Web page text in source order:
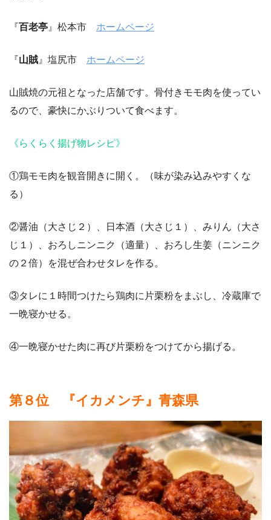
『百老亭 』松本市 ホームページ
『山賊 』塩尻市 ホームページ
山賊焼の元祖となった店舗です。骨付きモモ肉を使ってい
るので、豪快にかぶりついて食べます。
《らくらく揚げ物レシピ》
①鶏モモ肉を観音開きに開く。（味が染み込みやすくな
る）
②醤油（大さじ２）、日本酒（大さじ１）、みりん（大さ
じ１）、おろしニンニク（適量）、おろし生姜（ニンニク
の２倍）を混ぜ合わせタレを作る。
③タレに１時間つけたら鶏肉に片栗粉をまぶし、冷蔵庫で
一晩寝かせる。
④一晩寝かせた肉に再び片栗粉をつけてから揚げる。
第８位 『イカメンチ』青森県